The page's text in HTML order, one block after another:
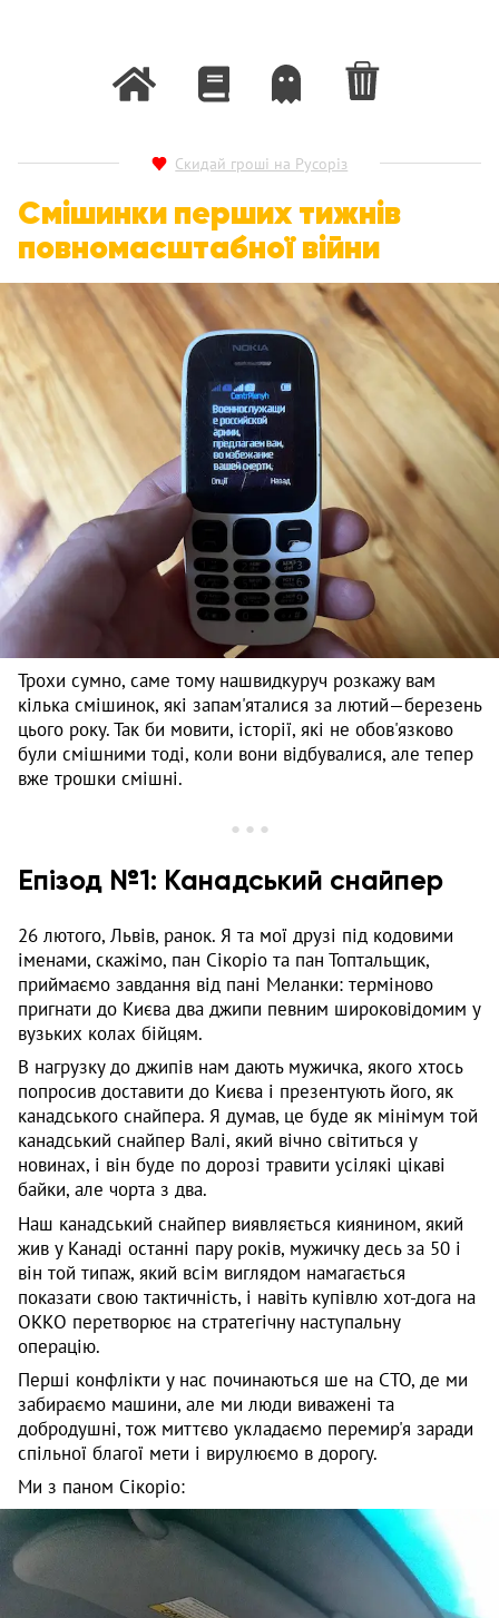
Скидай гроші на Русоріз
Смішинки перших тижнів
повномасштабної війни
Трохи сумно, саме тому нашвидкуруч розкажу вам
кілька смішинок, які запам'яталися за лютий—березень
цього року. Так би мовити, історії, які не обов'язково
були смішними тоді, коли вони відбувалися, але тепер
вже трошки смішні.
Епізод №1: Канадський снайпер
26 лютого, Львів, ранок. Я та мої друзі під кодовими
іменами, скажімо, пан Сікоріо та пан Топтальщик,
приймаємо завдання від пані Меланки: терміново
пригнати до Києва два джипи певним широковідомим у
вузьких колах бійцям.
В нагрузку до джипів нам дають мужичка, якого хтось
попросив доставити до Києва і презентують його, як
канадського снайпера. Я думав, це буде як мінімум той
канадський снайпер Валі, який вічно світиться у
новинах, і він буде по дорозі травити усілякі цікаві
байки, але чорта з два.
Наш канадський снайпер виявляється киянином, який
жив у Канаді останні пару років, мужичку десь за 50 і
він той типаж, який всім виглядом намагається
показати свою тактичність, і навіть купівлю хот-дога на
ОККО перетворює на стратегічну наступальну
операцію.
Перші конфлікти у нас починаються ше на СТО, де ми
забираємо машини, але ми люди виважені та
добродушні, тож миттєво укладаємо перемир'я заради
спільної благої мети і вирулюємо в дорогу.
Ми з паном Сікоріо: